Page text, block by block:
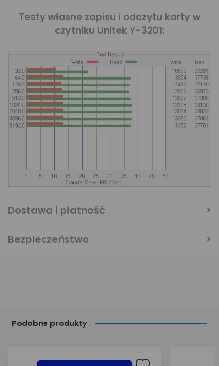
Podobne produkty
Testy własne zapisu i odczytu karty w
czytniku Unitek Y-3201:
Dostawa i płatność
Bezpieczeństwo